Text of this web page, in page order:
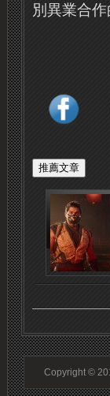
別異業合
Copyright ©